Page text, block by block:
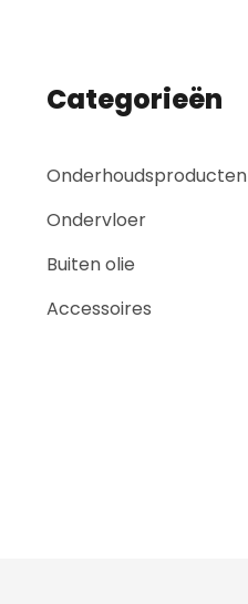
Categorieën
Onderhoudsproducten
Ondervloer
Buiten olie
Accessoires